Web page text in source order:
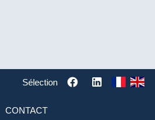
Sélection
CONTACT